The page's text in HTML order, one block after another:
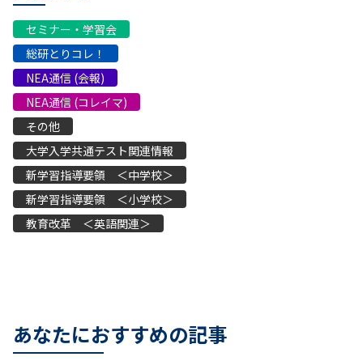
セミナー・学習会
総研とりコレ！
NEA通信 (会報)
NEA通信 (コレイマ)
その他
大学入学共通テスト関連情報
新学習指導要領 ＜中学校＞
新学習指導要領 ＜小学校＞
教育改革 ＜英語関連＞
あなたにおすすめの記事